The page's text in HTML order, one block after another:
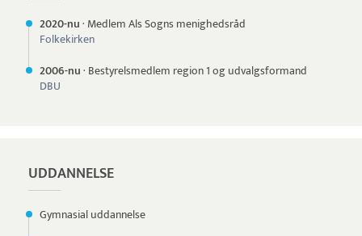
2020-nu· Medlem Als Sogns menighedsråd
Folkekirken
2006-nu· Bestyrelsmedlem region 1 og udvalgsformand
DBU
UDDANNELSE
Gymnasial uddannelse